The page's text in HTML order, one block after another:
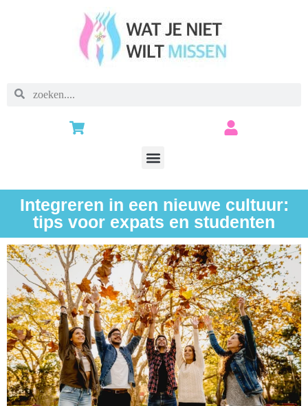
Integreren in een nieuwe cultuur:
tips voor expats en studenten